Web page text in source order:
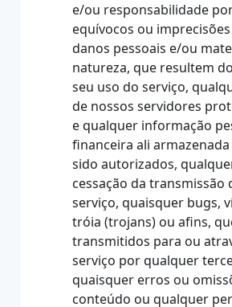
e/ou responsabilidade
equívocos ou
danos pessoais e/ou
natureza, que resultem
seu uso do serviço,
de nossos servidores
e qualquer informação
financeira ali
sido autorizados,
cessação da transmissão
serviço, quaisquer bugs,
tróia (trojans) ou afins,
transmitidos para ou
serviço por qualquer
quaisquer erros ou
conteúdo ou qualquer